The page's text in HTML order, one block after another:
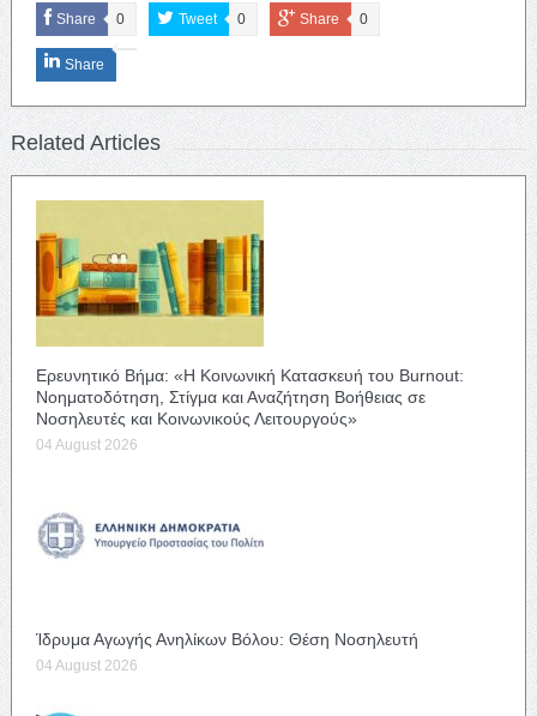
Share 0 Tweet 0 Share 0
Share
Related Articles
Ερευνητικό Βήμα: «Η Κοινωνική Κατασκευή του Burnout:
Νοηματοδότηση, Στίγμα και Αναζήτηση Βοήθειας σε
Νοσηλευτές και Κοινωνικούς Λειτουργούς»
04 August 2026
Ίδρυμα Αγωγής Ανηλίκων Βόλου: Θέση Νοσηλευτή
04 August 2026